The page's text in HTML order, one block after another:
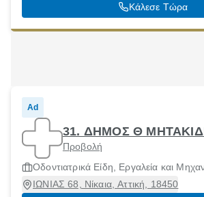
Κάλεσε Τώρα
Ad
31. ΔΗΜΟΣ Θ
Προβολή
Οδοντιατρικά Είδη, Εργαλεία και
ΙΩΝΙΑΣ 68, Νίκαια, Αττική, 18450